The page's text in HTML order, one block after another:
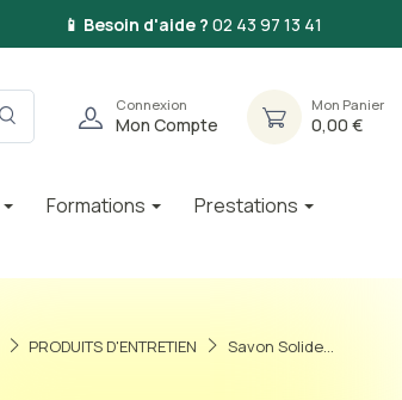
📱 Besoin d'aide ? 02 43 97 13 41
Connexion
Mon Compte
Mon Panier
0,00 €
Formations Prestations
PRODUITS D'ENTRETIEN Savon Solide...